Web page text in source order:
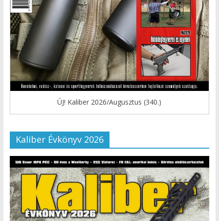
ÚJ! Kaliber 2026/Augusztus (340.)
Kaliber Évkönyv 2026